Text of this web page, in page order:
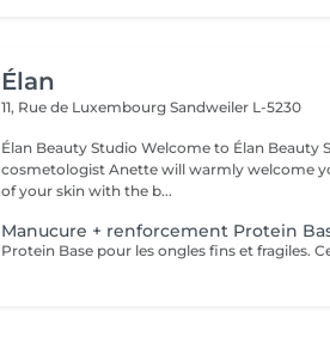
Élan
11, Rue de LuxembourgSandweiler L-5230
Élan Beauty Studio Welcome to Élan Beauty Studio, where our
cosmetologist Anette will warmly welcome
of your skin with the b...
Manucure + renforcement Protein